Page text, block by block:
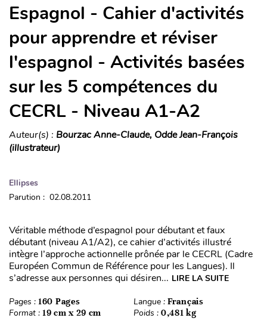
Espagnol - Cahier d'activités
pour apprendre et réviser
l'espagnol - Activités basées
sur les 5 compétences du
CECRL - Niveau A1-A2
Auteur(s) : Bourzac Anne-Claude, Odde Jean-François
(illustrateur)
Ellipses
Parution : 02.08.2011
Véritable méthode d’espagnol pour débutant et faux
débutant (niveau A1/A2), ce cahier d’activités illustré
intègre l’approche actionnelle prônée par le CECRL (Cadre
Européen Commun de Référence pour les Langues). Il
s’adresse aux personnes qui désiren... LIRE LA SUITE
Pages : 160 Pages Langue : Français
Format : 19 cm x 29 cm Poids : 0,481 kg